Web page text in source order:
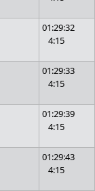
01:29:32
4:15
01:29:33
4:15
01:29:39
4:15
01:29:43
4:15